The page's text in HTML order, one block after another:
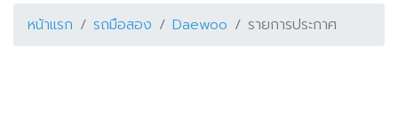
หน้าแรก รถมือสอง Daewoo รายการประกาศ